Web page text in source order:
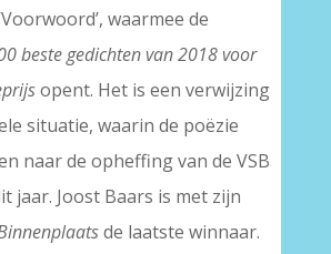
waarmee de
beste gedichten van 2018 voor
opent. Het is een verwijzing
situatie, waarin de poëzie
naar de opheffing van de VSB
jaar. Joost Baars is met zijn
de laatste winnaar.